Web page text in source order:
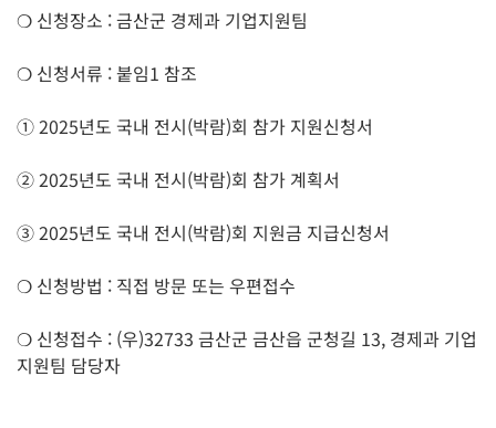
❍ 신청장소 : 금산군 경제과 기업지원팀
❍ 신청서류 : 붙임1 참조
① 2025년도 국내 전시(박람)회 참가 지원신청서
② 2025년도 국내 전시(박람)회 참가 계획서
③ 2025년도 국내 전시(박람)회 지원금 지급신청서
❍ 신청방법 : 직접 방문 또는 우편접수
❍ 신청접수 : (우)32733 금산군 금산읍 군청길 13, 경제과 기업
지원팀 담당자